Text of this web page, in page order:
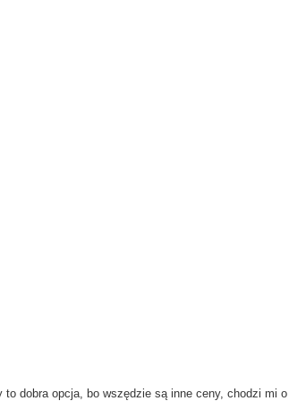
dobra opcja, bo wszędzie są inne ceny, chodzi mi o